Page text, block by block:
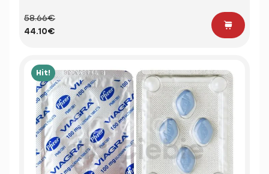
58.66€
44.10€
Hit!